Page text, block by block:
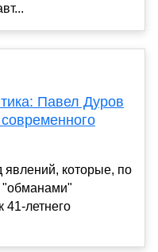
Павел Дуров
явлений, которые, по
"обманами"
41-летнего